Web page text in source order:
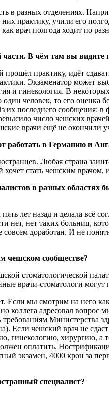
в разных отделениях.
практику, учили его
врач полгода ходит по
В чём там вы видите
практику, идёт
Экзаменатор может
и гинекология. В
человек, то его
последнего сообщения:
число чешских
врачи ещё не окончили
работать в Германию и
Любая страна
стать чешским
в разных областях
лет назад и делала всё
нет, нет таких больниц,
доработан. И не
чешском сообществе?
стоматологической
врачи-стоматологи
Если мы смотрим на него
адресовал вопрос
Министерства
Если чешский врач не
гинекологию, хирургию, а
оплатить.
экзамен, 4000 крон за
специалист?